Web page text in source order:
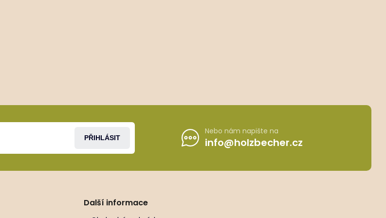
PŘIHLÁSIT
Nebo nám napište na
info@holzbecher.cz
Další informace